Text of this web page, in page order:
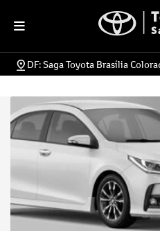
DF: Saga Toyota Brasília